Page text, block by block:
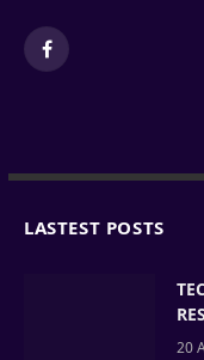
Facebook
LASTEST POSTS
20